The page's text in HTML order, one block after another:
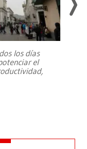
los días
el